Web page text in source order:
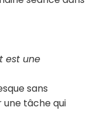
est une
sans
une tâche qui